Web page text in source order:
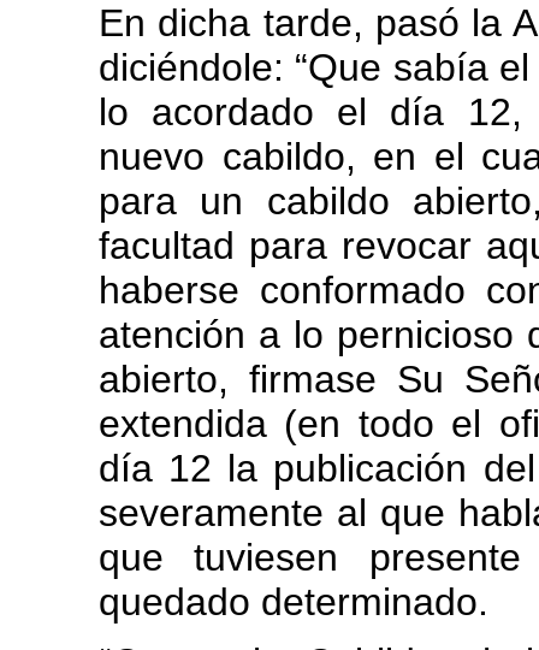
En dicha tarde, pasó la
diciéndole: “Que sabía
lo acordado el día 12,
nuevo cabildo, en el
para un cabildo
facultad para revocar
haberse conformado
atención a lo pernicioso
abierto, firmase Su
extendida (en todo el
día 12 la publicación
severamente al que
que tuviesen
quedado determinado.